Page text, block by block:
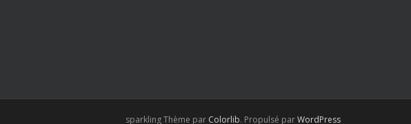
sparkling Thème par Colorlib. Propulsé parWordPress